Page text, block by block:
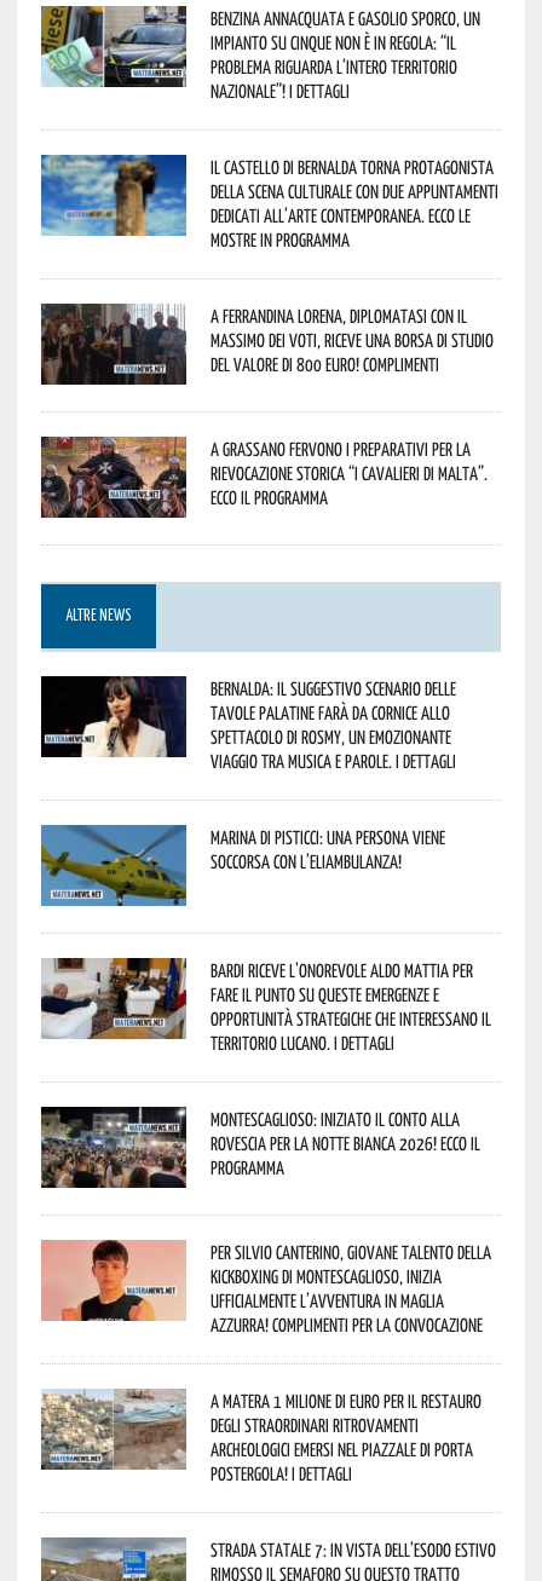
Benzina annacquata e gasolio sporco, un
impianto su cinque non è in regola: “il
problema riguarda l’intero territorio
Nazionale”! I dettagli
Il Castello di Bernalda torna protagonista
della scena culturale con due appuntamenti
dedicati all’arte contemporanea. Ecco le
mostre in programma
A Ferrandina Lorena, diplomatasi con il
massimo dei voti, riceve una borsa di studio
del valore di 800 euro! Complimenti
A Grassano fervono i preparativi per la
Rievocazione Storica “I CAVALIERI DI MALTA”.
Ecco il programma
ALTRE NEWS
Bernalda: il suggestivo scenario delle
Tavole Palatine farà da cornice allo
spettacolo di Rosmy, un emozionante
viaggio tra musica e parole. I dettagli
Marina di Pisticci: una persona viene
soccorsa con l’eliambulanza!
Bardi riceve l’onorevole Aldo Mattia per
fare il punto su queste emergenze e
opportunità strategiche che interessano il
territorio lucano. I dettagli
Montescaglioso: iniziato il conto alla
rovescia per la Notte Bianca 2026! Ecco il
programma
Per Silvio Canterino, giovane talento della
kickboxing di Montescaglioso, inizia
ufficialmente l’avventura in maglia
azzurra! Complimenti per la convocazione
A Matera 1 milione di euro per il restauro
degli straordinari ritrovamenti
archeologici emersi nel piazzale di Porta
Postergola! I dettagli
Strada statale 7: in vista dell’esodo estivo
rimosso il semaforo su questo tratto